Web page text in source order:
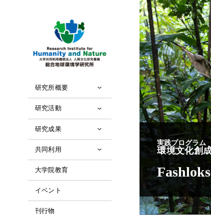
研究所概要
研究活動
研究成果
共同利用
大学院教育
イベント
刊行物
実践プログラム
環境文化創